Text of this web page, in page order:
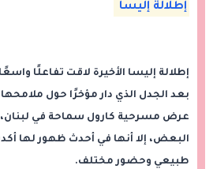
إطلالة إليسا
إطلالة إليسا الأخيرة لاقت تفاعلًا
بعد الجدل الذي دار مؤخرًا حول
عرض مسرحية كارول سماحة في لبنان،
البعض، إلا أنها في أحدث ظهور لها
طبيعي وحضور مختلف.